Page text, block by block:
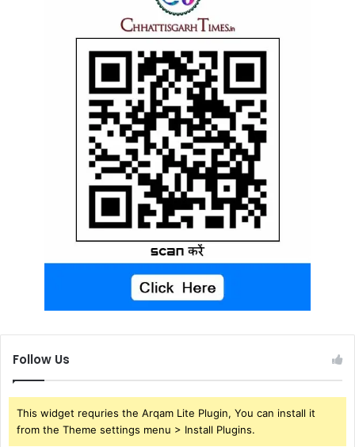
Follow Us
This widget requries the Arqam Lite Plugin, You can install it
from the Theme settings menu > Install Plugins.